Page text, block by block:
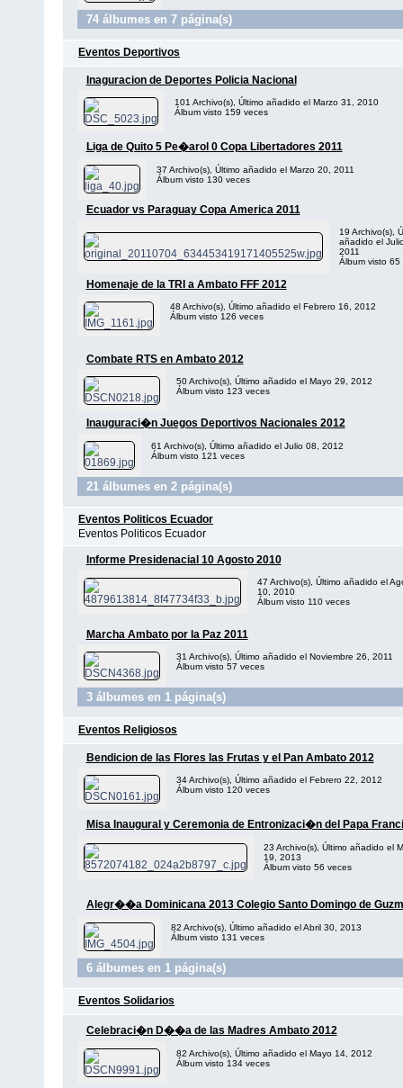
74 álbumes en 7 página(s)
Eventos Deportivos
Inaguracion de Deportes Policia Nacional
101 Archivo(s), Último añadido el Marzo 31, 2010
Álbum visto 159 veces
Liga de Quito 5 Pe�arol 0 Copa Libertadores 2011
37 Archivo(s), Último añadido el Marzo 20, 2011
Álbum visto 130 veces
Ecuador vs Paraguay Copa America 2011
19 Archivo(s),
añadido el
2011
Álbum visto 65
Homenaje de la TRI a Ambato FFF 2012
48 Archivo(s), Último añadido el Febrero 16, 2012
Álbum visto 126 veces
Combate RTS en Ambato 2012
50 Archivo(s), Último añadido el Mayo 29, 2012
Álbum visto 123 veces
Inauguraci�n Juegos Deportivos Nacionales 2012
61 Archivo(s), Último añadido el Julio 08, 2012
Álbum visto 121 veces
21 álbumes en 2 página(s)
Eventos Politicos Ecuador
Eventos Politicos Ecuador
Informe Presidenacial 10 Agosto 2010
47 Archivo(s), Último añadido el
10, 2010
Álbum visto 110 veces
Marcha Ambato por la Paz 2011
31 Archivo(s), Último añadido el Noviembre 26, 2011
Álbum visto 57 veces
3 álbumes en 1 página(s)
Eventos Religiosos
Bendicion de las Flores las Frutas y el Pan Ambato 2012
34 Archivo(s), Último añadido el Febrero 22, 2012
Álbum visto 120 veces
Misa Inaugural y Ceremonia de Entronizaci�n del Papa
23 Archivo(s), Último añadido el
19, 2013
Álbum visto 56 veces
Alegr��a Dominicana 2013 Colegio Santo Domingo de
82 Archivo(s), Último añadido el Abril 30, 2013
Álbum visto 131 veces
6 álbumes en 1 página(s)
Eventos Solidarios
Celebraci�n D��a de las Madres Ambato 2012
82 Archivo(s), Último añadido el Mayo 14, 2012
Álbum visto 134 veces